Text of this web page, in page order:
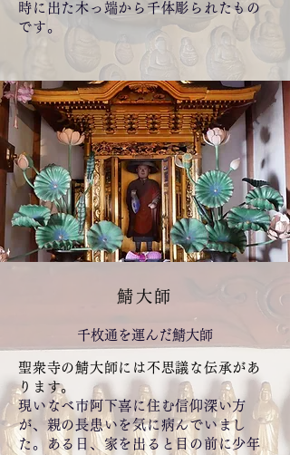
時に出た木っ端から千体彫られたもの
です。
鯖大師
千枚通を運んだ鯖大師
聖衆寺の鯖大師には不思議な伝承があ
ります。
現いなべ市阿下喜に住む信仰深い方
が、親の長患いを気に病んでいまし
た。ある日、家を出ると目の前に少年